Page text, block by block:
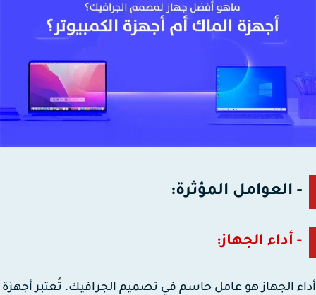
- العوامل المؤثرة:
- أداء الجهاز:
الجهاز هو عامل حاسم في تصميم الجرافيك. تُعتبر أجهزة